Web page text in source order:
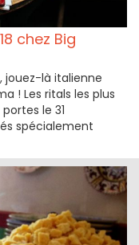
chez Big
jouez-là italienne
! Les ritals les plus
le 31
spécialement